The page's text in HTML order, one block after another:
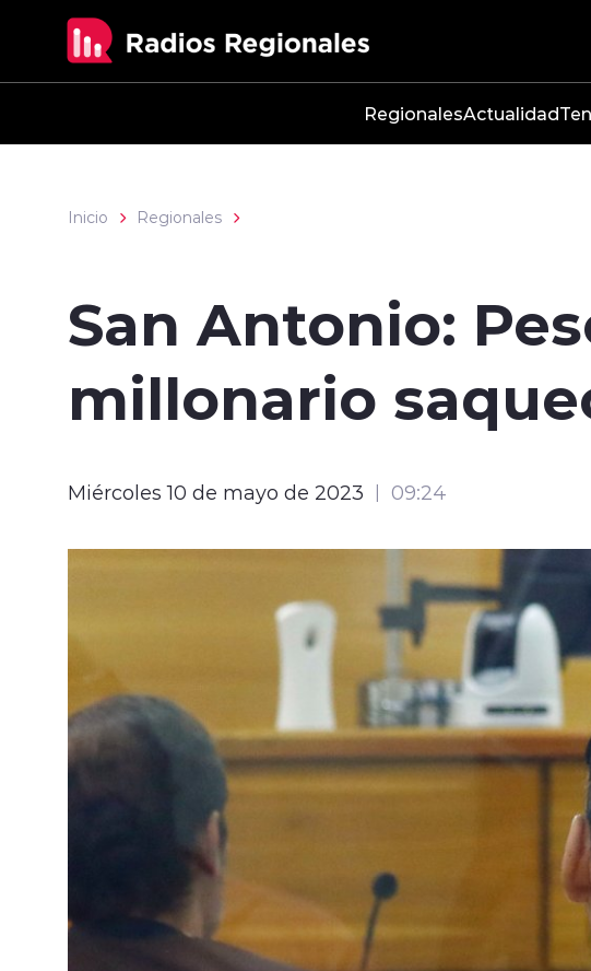
RegionalesActualidad
Inicio Regionales
San Antonio:
millonario
Miércoles 10 de mayo de 2023 09:24